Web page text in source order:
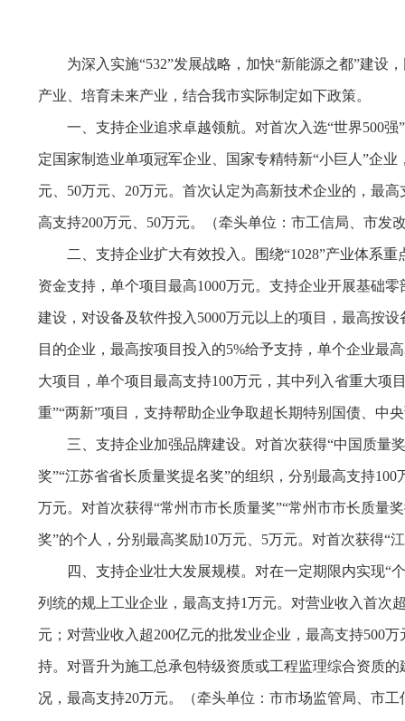
为深入实施“532”发展战略，加快“新能源之都”建
产业、培育未来产业，结合我市实际制定如下政策。
一、支持企业追求卓越领航。对首次入选“世界500强
定国家制造业单项冠军企业、国家专精特新“小巨人”企
元、50万元、20万元。首次认定为高新技术企业的，最
高支持200万元、50万元。（牵头单位：市工信局、市发
二、支持企业扩大有效投入。围绕“1028”产业体系
资金支持，单个项目最高1000万元。支持企业开展基础
建设，对设备及软件投入5000万元以上的项目，最高按
目的企业，最高按项目投入的5%给予支持，单个企业最
大项目，单个项目最高支持100万元，其中列入省重大项
重”“两新”项目，支持帮助企业争取超长期特别国债、中
三、支持企业加强品牌建设。对首次获得“中国质量
奖”“江苏省省长质量奖提名奖”的组织，分别最高支持
万元。对首次获得“常州市市长质量奖”“常州市市长质量
奖”的个人，分别最高奖励10万元、5万元。对首次获得“
四、支持企业壮大发展规模。对在一定期限内实现“
列统的规上工业企业，最高支持1万元。对营业收入首次
元；对营业收入超200亿元的批发业企业，最高支持500
持。对晋升为施工总承包特级资质或工程监理综合资质
况，最高支持20万元。（牵头单位：市市场监管局、市